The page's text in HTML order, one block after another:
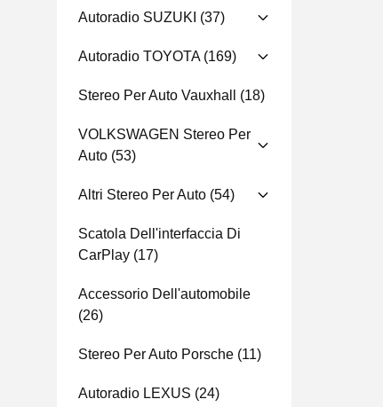
Autoradio SUZUKI (37)
Autoradio TOYOTA(169)
Stereo Per Auto Vauxhall (18)
VOLKSWAGEN Stereo Per
Auto (53)
Altri Stereo Per Auto (54)
Scatola Dell'interfaccia Di
CarPlay (17)
Accessorio Dell'automobile
(26)
Stereo Per Auto Porsche (11)
Autoradio LEXUS (24)